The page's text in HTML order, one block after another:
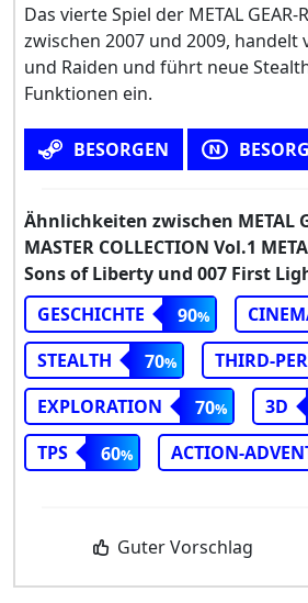
Das vierte Spiel der METAL GEAR-
zwischen 2007 und 2009, handelt
und Raiden und führt neue
Funktionen ein.
BESORGEN
Ähnlichkeiten zwischen METAL
MASTER COLLECTION Vol.1
Sons of Liberty und 007 First
GESCHICHTE
90
STEALTH
70 THIRD-
EXPLORATION
70 3D
TPS
60 ACTION-
Guter Vorschlag